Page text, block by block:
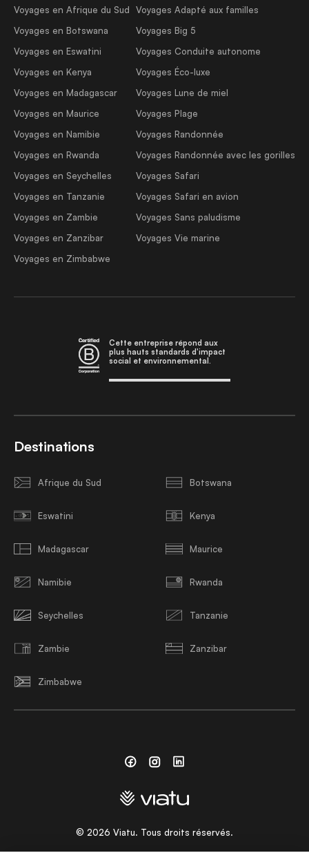
Voyages en Afrique du Sud
Voyages en Botswana
Voyages en Eswatini
Voyages en Kenya
Voyages en Madagascar
Voyages en Maurice
Voyages en Namibie
Voyages en Rwanda
Voyages en Seychelles
Voyages en Tanzanie
Voyages en Zambie
Voyages en Zanzibar
Voyages en Zimbabwe
Voyages Adapté aux familles
Voyages Big 5
Voyages Conduite autonome
Voyages Éco-luxe
Voyages Lune de miel
Voyages Plage
Voyages Randonnée
Voyages Randonnée avec les gorilles
Voyages Safari
Voyages Safari en avion
Voyages Sans paludisme
Voyages Vie marine
Cette entreprise répond aux
plus hauts standards d'impact
social et environnemental.
Destinations
Afrique du Sud Botswana
Eswatini Kenya
Madagascar Maurice
Namibie Rwanda
Seychelles Tanzanie
Zambie Zanzibar
Zimbabwe
© 2026 Viatu. Tous droits réservés.
FacebookInstagramLinkedin